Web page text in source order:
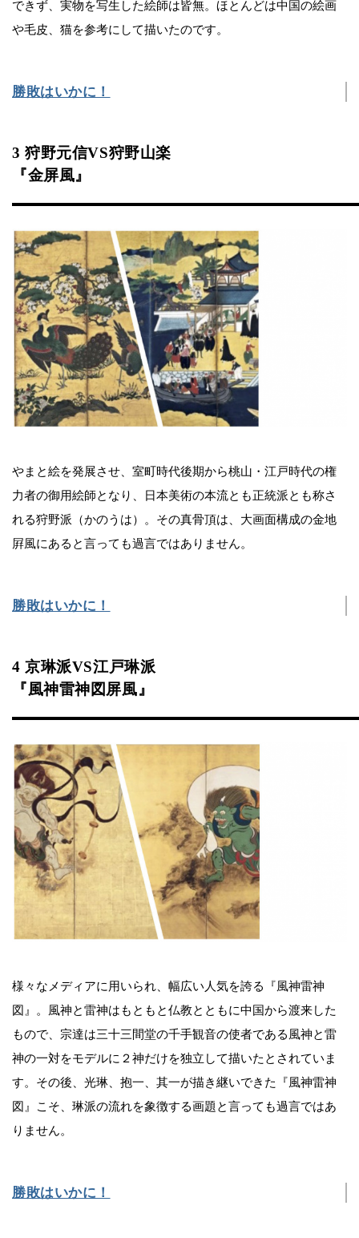
できず、実物を写生した絵師は皆無。ほとんどは中国の絵画
や毛皮、猫を参考にして描いたのです。
勝敗はいかに！
3 狩野元信VS狩野山楽
『金屏風』
やまと絵を発展させ、室町時代後期から桃山・江戸時代の権
力者の御用絵師となり、日本美術の本流とも正統派とも称さ
れる狩野派（かのうは）。その真骨頂は、大画面構成の金地
屛風にあると言っても過言ではありません。
勝敗はいかに！
4 京琳派VS江戸琳派
『風神雷神図屏風』
様々なメディアに用いられ、幅広い人気を誇る『風神雷神
図』。風神と雷神はもともと仏教とともに中国から渡来した
もので、宗達は三十三間堂の千手観音の使者である風神と雷
神の一対をモデルに２神だけを独立して描いたとされていま
す。その後、光琳、抱一、其一が描き継いできた『風神雷神
図』こそ、琳派の流れを象徴する画題と言っても過言ではあ
りません。
勝敗はいかに！